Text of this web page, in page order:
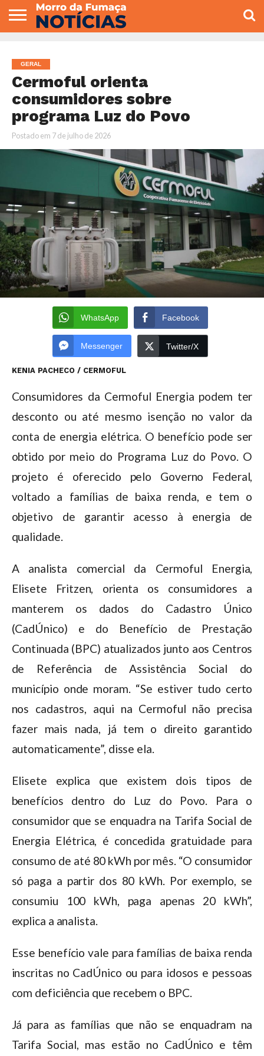
VEREADORES
GERAL
Cermoful orienta
consumidores sobre
programa Luz do Povo
Postado em 7 de julho de 2026
WhatsApp Facebook
Messenger Twitter/X
KENIA PACHECO / CERMOFUL
Consumidores da Cermoful Energia podem ter
desconto ou até mesmo isenção no valor da
conta de energia elétrica. O benefício pode ser
obtido por meio do Programa Luz do Povo. O
projeto é oferecido pelo Governo Federal,
voltado a famílias de baixa renda, e tem o
objetivo de garantir acesso à energia de
qualidade.
A analista comercial da Cermoful Energia,
Elisete Fritzen, orienta os consumidores a
manterem os dados do Cadastro Único
(CadÚnico) e do Benefício de Prestação
Continuada (BPC) atualizados junto aos Centros
de Referência de Assistência Social do
município onde moram. “Se estiver tudo certo
nos cadastros, aqui na Cermoful não precisa
fazer mais nada, já tem o direito garantido
automaticamente”, disse ela.
Elisete explica que existem dois tipos de
benefícios dentro do Luz do Povo. Para o
consumidor que se enquadra na Tarifa Social de
Energia Elétrica, é concedida gratuidade para
consumo de até 80 kWh por mês. “O consumidor
só paga a partir dos 80 kWh. Por exemplo, se
consumiu 100 kWh, paga apenas 20 kWh”,
explica a analista.
Esse benefício vale para famílias de baixa renda
inscritas no CadÚnico ou para idosos e pessoas
com deficiência que recebem o BPC.
Já para as famílias que não se enquadram na
Tarifa Social, mas estão no CadÚnico e têm